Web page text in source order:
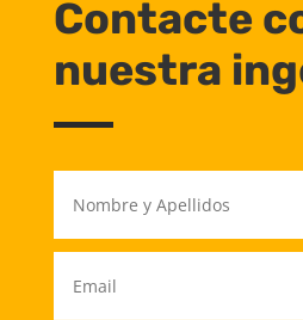
Contacte
nuestra